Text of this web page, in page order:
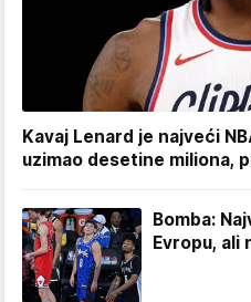
Kavaj Lenard je najveći
uzimao desetine miliona,
Bomba:
Evropu, ali